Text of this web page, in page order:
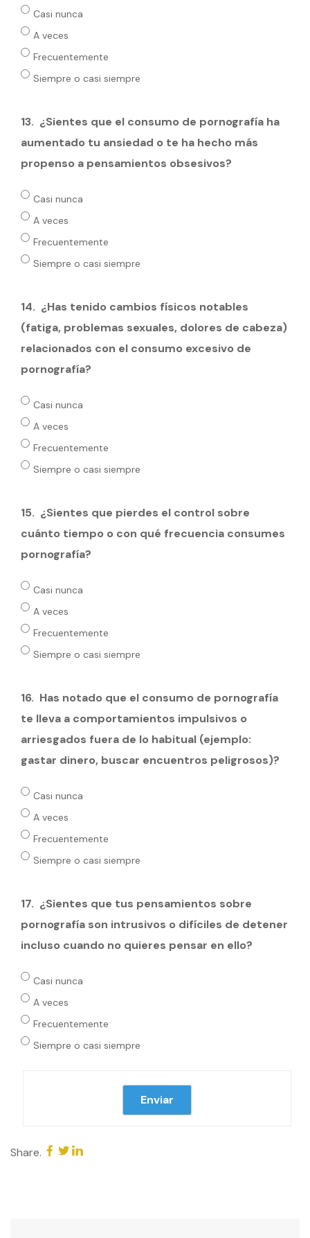
Casi nunca
A veces
Frecuentemente
Siempre o casi siempre
13. ¿Sientes que el consumo de pornografía ha
aumentado tu ansiedad o te ha hecho más
propenso a pensamientos obsesivos?
Casi nunca
A veces
Frecuentemente
Siempre o casi siempre
14. ¿Has tenido cambios físicos notables
(fatiga, problemas sexuales, dolores de cabeza)
relacionados con el consumo excesivo de
pornografía?
Casi nunca
A veces
Frecuentemente
Siempre o casi siempre
15. ⁠¿Sientes que pierdes el control sobre
cuánto tiempo o con qué frecuencia consumes
pornografía?
Casi nunca
A veces
Frecuentemente
Siempre o casi siempre
16. Has notado que el consumo de pornografía
te lleva a comportamientos impulsivos o
arriesgados fuera de lo habitual (ejemplo:
gastar dinero, buscar encuentros peligrosos)?
Casi nunca
A veces
Frecuentemente
Siempre o casi siempre
17. ¿Sientes que tus pensamientos sobre
pornografía son intrusivos o difíciles de detener
incluso cuando no quieres pensar en ello?
Casi nunca
A veces
Frecuentemente
Siempre o casi siempre
Share.